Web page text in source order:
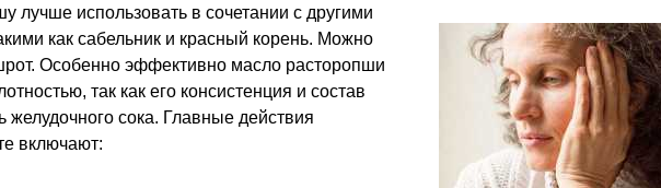
лучше использовать в сочетании с другими
как сабельник и красный корень. Можно
Особенно эффективно масло расторопши
так как его консистенция и состав
желудочного сока. Главные действия
включают: